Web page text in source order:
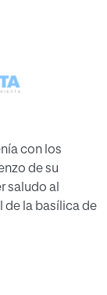
con los
de su
saludo al
de la basílica de